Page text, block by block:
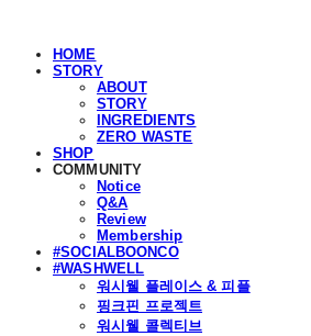
HOME
STORY
ABOUT
STORY
INGREDIENTS
ZERO WASTE
SHOP
COMMUNITY
Notice
Q&A
Review
Membership
#SOCIALBOONCO
#WASHWELL
워시웰 플레이스 & 피플
핑크핀 프로젝트
워시웰 콜렉티브